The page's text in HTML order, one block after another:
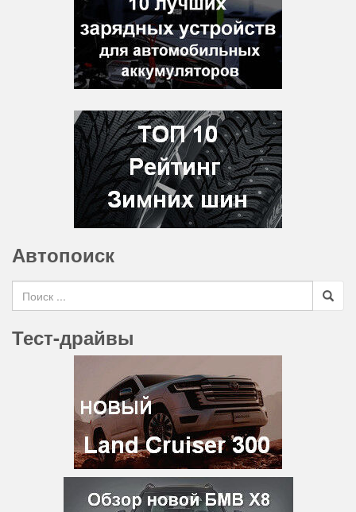
Автопоиск
Тест-драйвы